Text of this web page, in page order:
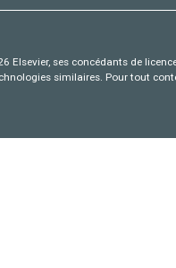
Elsevier, ses concédants de
similaires. Pour tout